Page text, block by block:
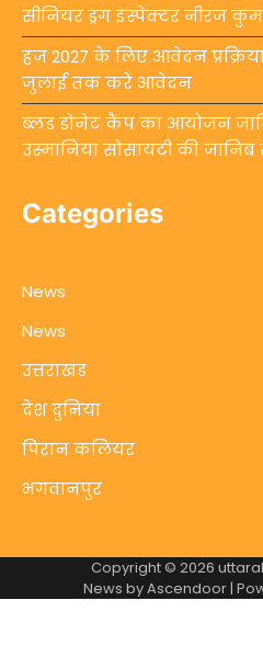
सीनियर ड्रग इंस्पेक्टर नीरज
हज 2027 के लिए आवेदन
जुलाई तक करें आवेदन
ब्लड डोनेट कैंप का आयोजन
उस्मानिया सोसायटी की
Categories
News
News
उत्तराखंड
देश दुनिया
पिरान कलियर
भगवानपुर
Copyright © 2026
News byAscendoor|